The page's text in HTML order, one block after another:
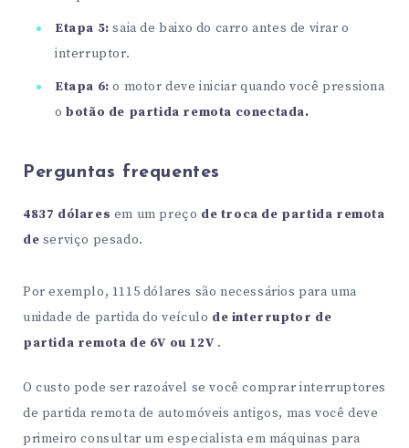
Etapa 5: saia de baixo do carro antes de virar o
interruptor.
Etapa 6: o motor deve iniciar quando você pressiona
obotão de partida remota conectada.
Perguntas frequentes
4837 dólares em um preço de troca de partida remota
de serviço pesado.
Por exemplo, 1115 dólares são necessários para uma
unidade de partida do veículo de interruptor de
partida remota de 6V ou 12V.
O custo pode ser razoável se você comprar interruptores
de partida remota de automóveis antigos, mas você deve
primeiro consultar um especialista em máquinas para